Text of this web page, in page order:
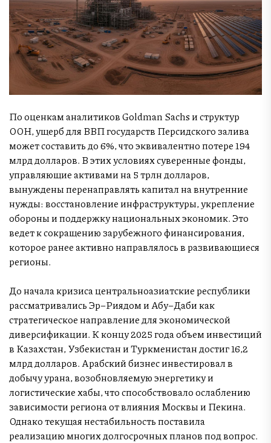
По оценкам аналитиков Goldman Sachs и структур
ООН, ущерб для ВВП государств Персидского залива
может составить до 6%, что эквивалентно потере 194
млрд долларов. В этих условиях суверенные фонды,
управляющие активами на 5 трлн долларов,
вынуждены перенаправлять капитал на внутренние
нужды: восстановление инфраструктуры, укрепление
обороны и поддержку национальных экономик. Это
ведет к сокращению зарубежного финансирования,
которое ранее активно направлялось в развивающиеся
регионы.
До начала кризиса центральноазиатские республики
рассматривались Эр–Риядом и Абу–Даби как
стратегическое направление для экономической
диверсификации. К концу 2025 года объем инвестиций
в Казахстан, Узбекистан и Туркменистан достиг 16,2
млрд долларов. Арабский бизнес инвестировал в
добычу урана, возобновляемую энергетику и
логистические хабы, что способствовало ослаблению
зависимости региона от влияния Москвы и Пекина.
Однако текущая нестабильность поставила
реализацию многих долгосрочных планов под вопрос.